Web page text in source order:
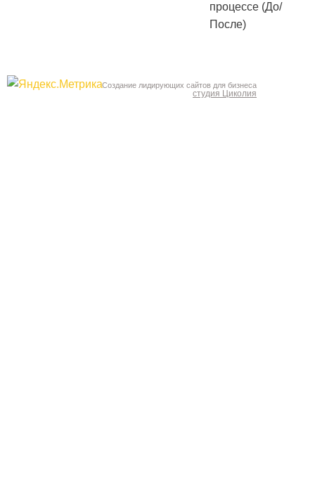
процессе (До/
После)
Создание лидирующих сайтов для бизнеса
студия Циколия